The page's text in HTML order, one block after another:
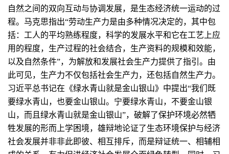
自然之间的双向互动与协调发展，是生态经济统一运动的过
程。马克思指出“劳动生产力是由多种情况决定的，其中包
括：工人的平均熟练程度，科学的发展水平和它在工艺上应
用的程度，生产过程的社会结合，生产资料的规模和效能，
以及自然条件”，为解放和发展社会生产力提供了指引。由
此可见，生产力不仅包括社会生产力，还包括自然生产力。
习近平总书记在《绿水青山就是金山银山》中提出“我们既
要绿水青山，也要金山银山。宁要绿水青山，不要金山银
山，而且绿水青山就是金山银山”，破解了保护环境必然牺
牲发展的形而上学困境，雄辩地论证了生态环境保护与经济
社会发展并非非此即彼、相互排斥，而是辩证统一、相辅相